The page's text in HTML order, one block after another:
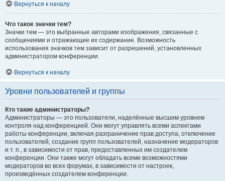
Вернуться к началу
Что такое значки тем?
Значки тем — это выбранные авторами изображения, связанные с
сообщениями и отражающие их содержание. Возможность
использования значков тем зависит от разрешений, установленных
администратором конференции.
Вернуться к началу
Уровни пользователей и группы
Кто такие администраторы?
Администраторы — это пользователи, наделённые высшим уровнем
контроля над конференцией. Они могут управлять всеми аспектами
работы конференции, включая разграничение прав доступа, отключение
пользователей, создание групп пользователей, назначение модераторов
и т. п., в зависимости от прав, предоставленных им создателем
конференции. Они также могут обладать всеми возможностями
модераторов во всех форумах, в зависимости от настроек,
произведённых создателем конференции.